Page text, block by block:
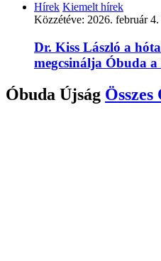
Hírek Kiemelt hírek
Közzétéve: 2026. február
Dr. Kiss László a
megcsinálja Óbuda
Óbuda Újság Összes